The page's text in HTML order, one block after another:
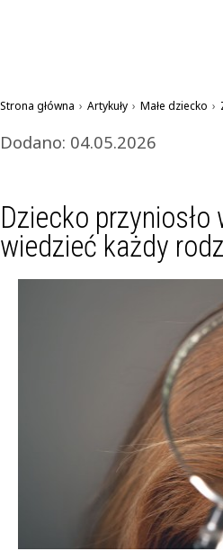
Strona główna › Artykuły › Małe dziecko ›
Dodano: 04.05.2026
Dziecko
wiedzieć każdy